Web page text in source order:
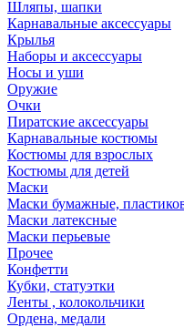
Шляпы, шапки
Карнавальные аксессуары
Крылья
Наборы и аксессуары
Носы и уши
Оружие
Очки
Пиратские аксессуары
Карнавальные костюмы
Костюмы для взрослых
Костюмы для детей
Маски
Маски бумажные,
Маски латексные
Маски перьевые
Прочее
Конфетти
Кубки, статуэтки
Ленты , колокольчики
Ордена, медали